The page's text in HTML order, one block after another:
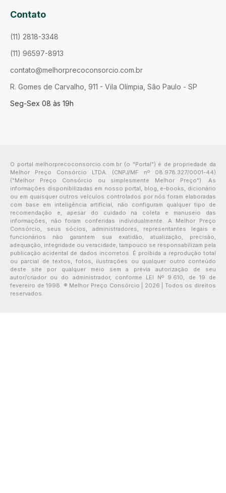
Contato
(11) 2818-3348
(11) 96597-8913
contato@melhorprecoconsorcio.com.br
R. Gomes de Carvalho, 911 - Vila Olímpia, São Paulo - SP
Seg-Sex 08 às 19h
O portal melhorprecoconsorcio.com.br (o "Portal") é de propriedade da
Melhor Preço Consórcio LTDA. (CNPJ/MF nº 08.978.327/0001-44)
("Melhor Preço Consórcio ou simplesmente Melhor Preço"). As
informações disponibilizadas em nosso portal, blog, e-books, dicionário
ou em quaisquer outros veículos controlados por nós foram elaboradas
com base em inteligência artificial, não configuram qualquer tipo de
recomendação e, apesar do cuidado na coleta e manuseio das
informações, não foram conferidas individualmente. A Melhor Preço
Consórcio, seus sócios, administradores, representantes legais e
funcionários não garantem sua exatidão, atualização, precisão,
adequação, integridade ou veracidade, tampouco se responsabilizam pela
publicação acidental de dados incorretos. É proibida a reprodução total
ou parcial de textos, fotos, ilustrações ou qualquer outro conteúdo
deste site por qualquer meio sem a prévia autorização de seu
autor/criador ou do administrador, conforme LEI Nº 9.610, de 19 de
fevereiro de 1998. ® Melhor Preço Consórcio | 2026 | Todos os direitos
reservados.